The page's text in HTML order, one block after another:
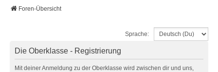
Foren-Übersicht
Sprache:
Die Oberklasse - Registrierung
Mit deiner Anmeldung zu der Oberklasse wird zwischen dir und uns,